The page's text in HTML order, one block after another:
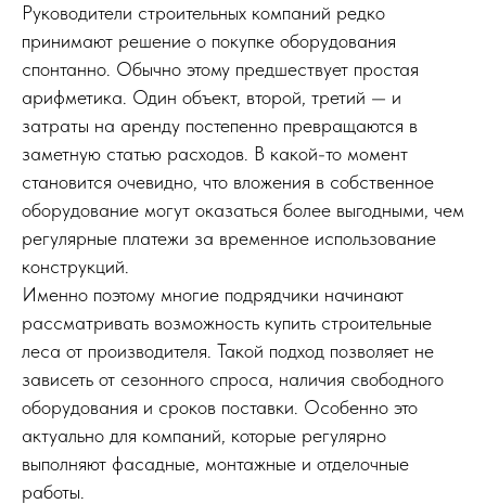
Руководители строительных компаний редко
принимают решение о покупке оборудования
спонтанно. Обычно этому предшествует простая
арифметика. Один объект, второй, третий — и
затраты на аренду постепенно превращаются в
заметную статью расходов. В какой-то момент
становится очевидно, что вложения в собственное
оборудование могут оказаться более выгодными, чем
регулярные платежи за временное использование
конструкций.
Именно поэтому многие подрядчики начинают
рассматривать возможность купить строительные
леса от производителя. Такой подход позволяет не
зависеть от сезонного спроса, наличия свободного
оборудования и сроков поставки. Особенно это
актуально для компаний, которые регулярно
выполняют фасадные, монтажные и отделочные
работы.